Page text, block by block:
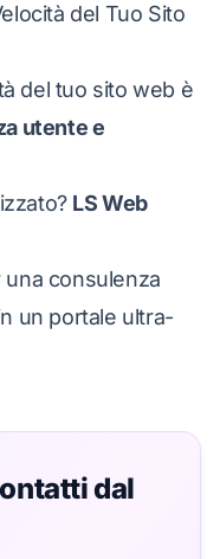
del Tuo Sito
del tuo sito web è
utente e
LS Web
consulenza
un portale ultra-
dal